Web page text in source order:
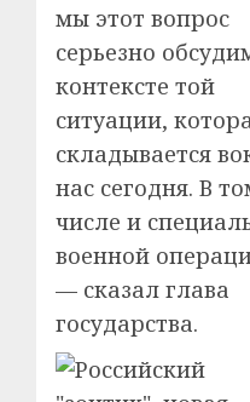
мы этот вопрос
серьезно
контексте той
ситуации,
складывается
нас сегодня. В
числе и
военной
— сказал глава
государства.